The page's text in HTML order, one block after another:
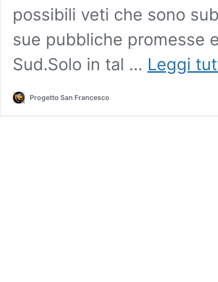
possibili veti che sono
sue pubbliche promesse
Sud.Solo in tal … Leggi
Progetto San Francesco